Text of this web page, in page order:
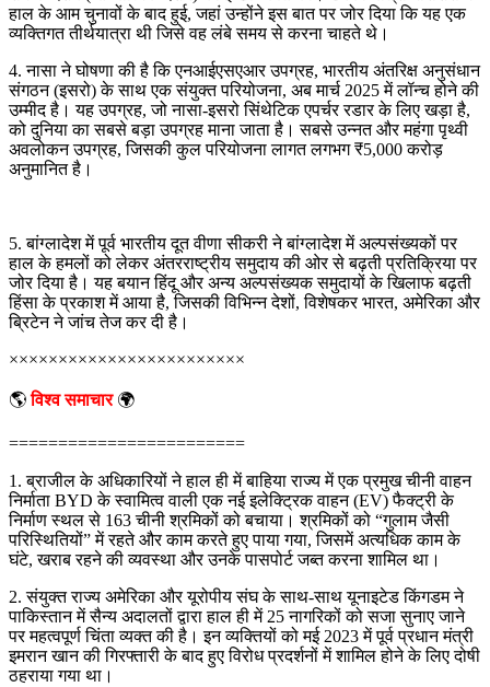
हाल के आम चुनावों के बाद हुई, जहां उन्होंने इस बात पर जोर दिया कि यह एक
व्यक्तिगत तीर्थयात्रा थी जिसे वह लंबे समय से करना चाहते थे।
4. नासा ने घोषणा की है कि एनआईएसएआर उपग्रह, भारतीय अंतरिक्ष अनुसंधान
संगठन (इसरो) के साथ एक संयुक्त परियोजना, अब मार्च 2025 में लॉन्च होने की
उम्मीद है। यह उपग्रह, जो नासा-इसरो सिंथेटिक एपर्चर रडार के लिए खड़ा है,
को दुनिया का सबसे बड़ा उपग्रह माना जाता है। सबसे उन्नत और महंगा पृथ्वी
अवलोकन उपग्रह, जिसकी कुल परियोजना लागत लगभग ₹5,000 करोड़
अनुमानित है।
5. बांग्लादेश में पूर्व भारतीय दूत वीणा सीकरी ने बांग्लादेश में अल्पसंख्यकों पर
हाल के हमलों को लेकर अंतरराष्ट्रीय समुदाय की ओर से बढ़ती प्रतिक्रिया पर
जोर दिया है। यह बयान हिंदू और अन्य अल्पसंख्यक समुदायों के खिलाफ बढ़ती
हिंसा के प्रकाश में आया है, जिसकी विभिन्न देशों, विशेषकर भारत, अमेरिका और
ब्रिटेन ने जांच तेज कर दी है।
××××××××××××××××××××××××
🌎विश्व समाचार 🌍
========================
1. ब्राजील के अधिकारियों ने हाल ही में बाहिया राज्य में एक प्रमुख चीनी वाहन
निर्माता BYD के स्वामित्व वाली एक नई इलेक्ट्रिक वाहन (EV) फैक्ट्री के
निर्माण स्थल से 163 चीनी श्रमिकों को बचाया। श्रमिकों को “गुलाम जैसी
परिस्थितियों” में रहते और काम करते हुए पाया गया, जिसमें अत्यधिक काम के
घंटे, खराब रहने की व्यवस्था और उनके पासपोर्ट जब्त करना शामिल था।
2. संयुक्त राज्य अमेरिका और यूरोपीय संघ के साथ-साथ यूनाइटेड किंगडम ने
पाकिस्तान में सैन्य अदालतों द्वारा हाल ही में 25 नागरिकों को सजा सुनाए जाने
पर महत्वपूर्ण चिंता व्यक्त की है। इन व्यक्तियों को मई 2023 में पूर्व प्रधान मंत्री
इमरान खान की गिरफ्तारी के बाद हुए विरोध प्रदर्शनों में शामिल होने के लिए दोषी
ठहराया गया था।